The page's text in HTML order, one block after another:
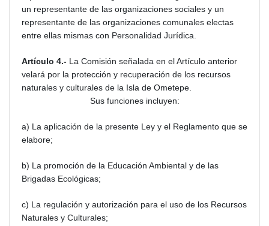
un representante de las organizaciones sociales y un
representante de las organizaciones comunales electas
entre ellas mismas con Personalidad Jurídica.
Artículo 4.- La Comisión señalada en el Artículo anterior
velará por la protección y recuperación de los recursos
naturales y culturales de la Isla de Ometepe.
Sus funciones incluyen:
a) La aplicación de la presente Ley y el Reglamento que se
elabore;
b) La promoción de la Educación Ambiental y de las
Brigadas Ecológicas;
c) La regulación y autorización para el uso de los Recursos
Naturales y Culturales;